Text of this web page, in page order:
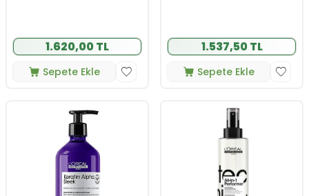
1.620,00 TL
Sepete Ekle
1.537,50 TL
Sepete Ekle